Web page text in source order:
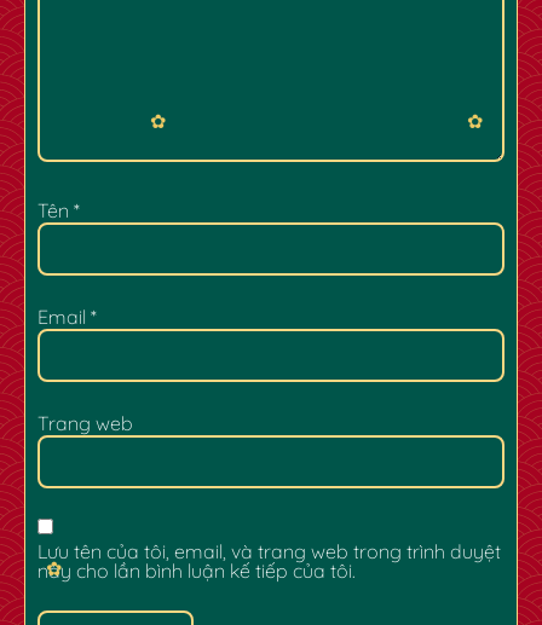
Tên *
Email *
Trang web
Lưu tên của tôi, email, và trang web trong trình duyệt
này cho lần bình luận kế tiếp của tôi.
✿ ✿